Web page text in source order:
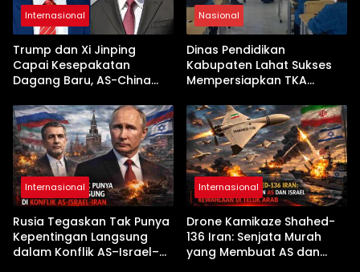
Internasional
Trump dan Xi Jinping
Capai Kesepakatan
Dagang Baru, AS-China
Jelang Kunjungan Beijing
Nasional
Dinas Pendidikan
Kabupaten Lahat Sukses
Mempersiapkan TKA
Pembekalan Latihan Soal
Tanpa Internet
Internasional
Rusia Tegaskan Tak Punya
Kepentingan Langsung
dalam Konflik AS–Israel–
Internasional
Drone Kamikaze Shahed-
136 Iran: Senjata Murah
yang Membuat AS dan